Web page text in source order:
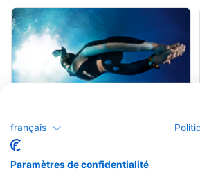
super claire ; parfait pour les plongeurs
français
Paramètres de confidentialité